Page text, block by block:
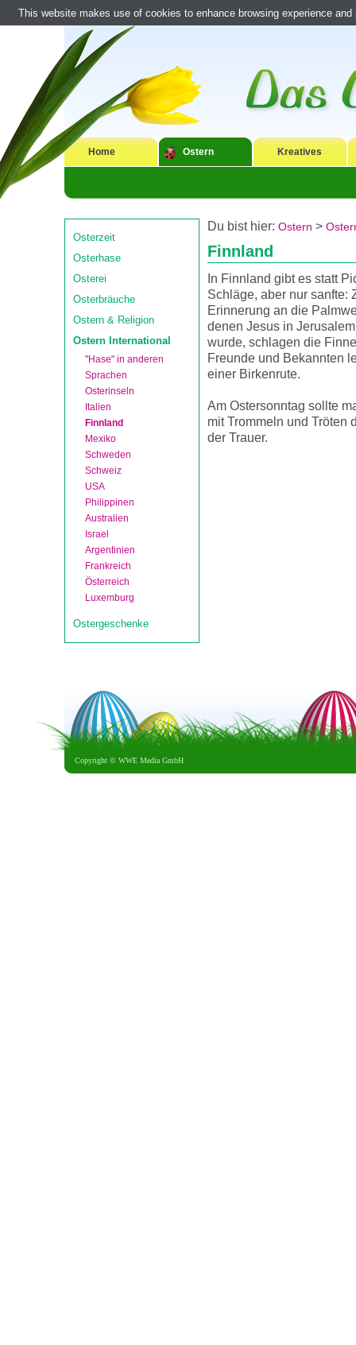
Home Ostern Kreatives
Osterzeit
Osterhase
Osterei
Osterbräuche
Ostern & Religion
Ostern International
"Hase" in anderen
Sprachen
Osterinseln
Italien
Finnland
Mexiko
Schweden
Schweiz
USA
Philippinen
Australien
Israel
Argentinien
Frankreich
Österreich
Luxemburg
Ostergeschenke
Du bist hier: Ostern >
Finnland
In Finnland gibt es statt
Schläge, aber nur sanfte:
Erinnerung an die
denen Jesus in
wurde, schlagen die
Freunde und Bekannten
einer Birkenrute.
Am Ostersonntag sollte
mit Trommeln und Tröten
der Trauer.
Copyright © WWE Media GmbH
This website makes use of cookies to enhance browsing experience